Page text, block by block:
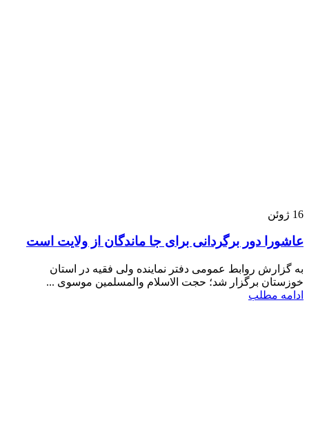
16 ژوئن
عاشورا دور برگردانی برای جا ماندگان از ولایت است
به گزارش روابط عمومی دفتر نماینده ولی فقیه در استان
خوزستان برگزار شد؛ حجت الاسلام والمسلمین موسوی ...
ادامه مطلب